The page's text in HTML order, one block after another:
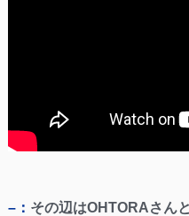
–： その辺はOHTORAさん